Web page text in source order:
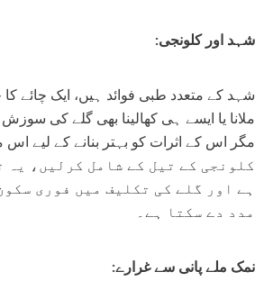
شہد اور کلونجی:
شہد کے متعدد طبی فوائد ہیں، ایک چائے
ملانا یا ایسے ہی کھالینا بھی گلے کی
کلونجی کے تیل کے شامل کرلیں، یہ
ہے اور گلے کی تکلیف میں فوری
مدد دے سکتا ہے۔
نمک ملے پانی سے غرارے: